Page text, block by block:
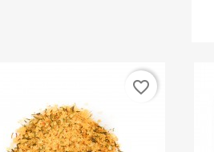
favorite_border